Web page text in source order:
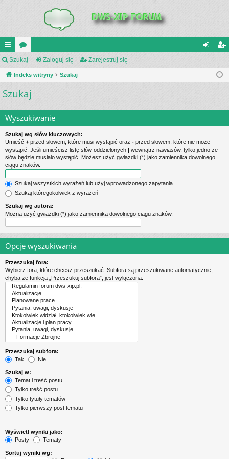
UI
C
K
IN
K
S
or
a ej
Szukaj Zaloguj się Zarejestruj się
Indeks witryny Szukaj
Szukaj
Wyszukiwanie
Szukaj wg słów kluczowych:
Umieść + przed słowem, które musi wystąpić oraz - przed słowem, które nie może
wystąpić. Jeśli umieścisz listę słów oddzielonych | wewnątrz nawiasów, tylko jedno ze
słów będzie musiało wystąpić. Możesz użyć gwiazdki (*) jako zamiennika dowolnego
ciągu znaków.
Szukaj wszystkich wyrażeń lub użyj wprowadzonego zapytania
Szukaj któregokolwiek z wyrażeń
Szukaj wg autora:
Można użyć gwiazdki (*) jako zamiennika dowolnego ciągu znaków.
Opcje wyszukiwania
Przeszukaj fora:
Wybierz fora, które chcesz przeszukać. Subfora są przeszukiwane automatycznie,
chyba że funkcja „Przeszukuj subfora”, jest wyłączona.
Przeszukaj subfora:
Tak
Nie
Szukaj w:
Temat i treść postu
Tylko treść postu
Tylko tytuły tematów
Tylko pierwszy post tematu
Wyświetl wyniki jako:
Posty
Tematy
Sortuj wyniki wg: